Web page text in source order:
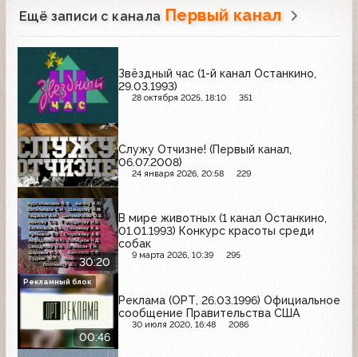
Ещё записи с канала Первый канал
Звёздный час (1-й канал Останкино,
29.03.1993)
28 октября 2025, 18:10 351
Служу Отчизне! (Первый канал,
06.07.2008)
24 января 2026, 20:58 229
30:20
В мире животных (1 канал Останкино,
01.01.1993) Конкурс красоты среди
собак
9 марта 2026, 10:39 295
00:46
Реклама (ОРТ, 26.03.1996) Официальное
сообщение Правительства США
30 июля 2020, 16:48 2086
Рекламный блок